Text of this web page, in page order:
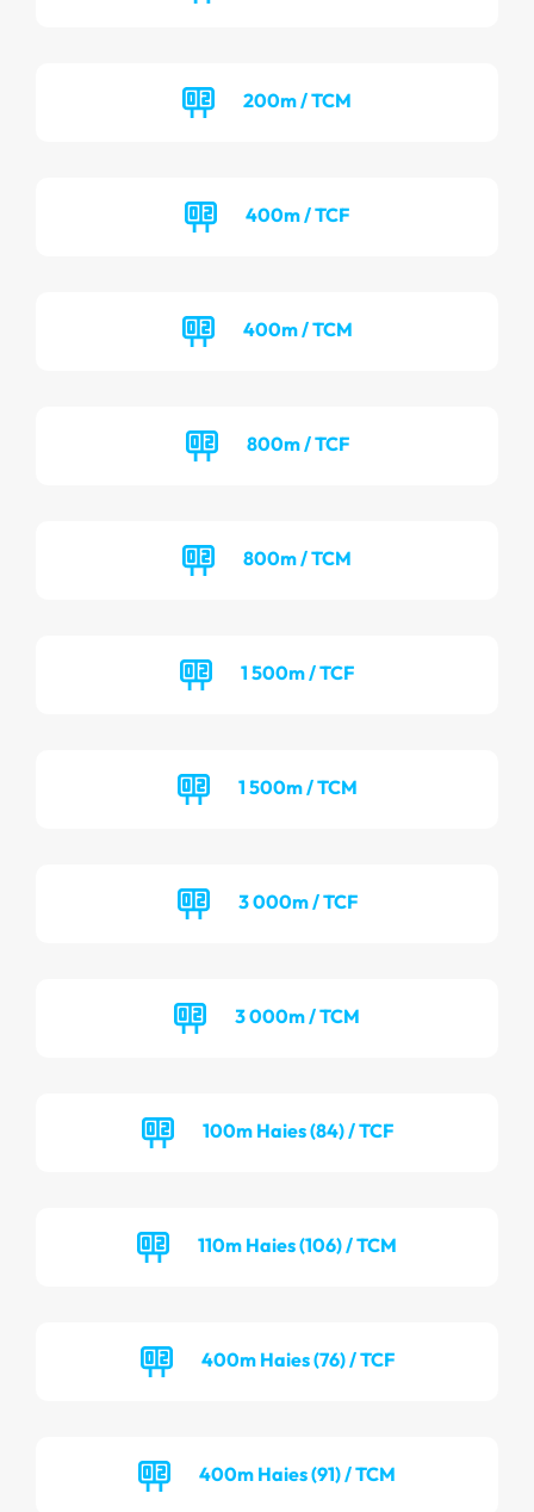
200m / TCM
400m / TCF
400m / TCM
800m / TCF
800m / TCM
1 500m / TCF
1 500m / TCM
3 000m / TCF
3 000m / TCM
100m Haies (84) / TCF
110m Haies (106) / TCM
400m Haies (76) / TCF
400m Haies (91) / TCM